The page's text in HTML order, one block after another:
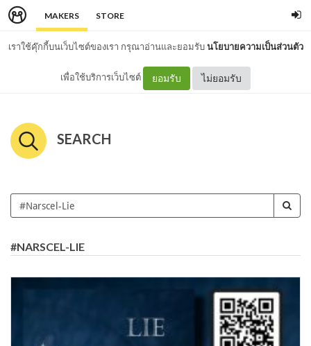
MAKERS STORE
เราใช้คุ๊กกี้บนเว็บไซต์ของเรา กรุณาอ่านและยอมรับนโยบายความเป็นส่วนตัว
เพื่อใช้บริการเว็บไซต์ ยอมรับ ไม่ยอมรับ
SEARCH
#NARSCEL-LIE